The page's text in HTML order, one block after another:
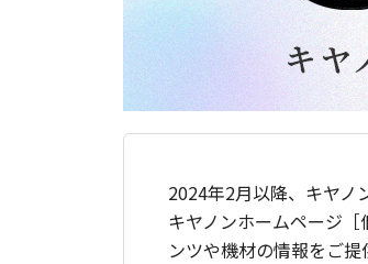
2024年2月以降、キヤノ
キヤノンホームページ
ンツや機材の情報をご提